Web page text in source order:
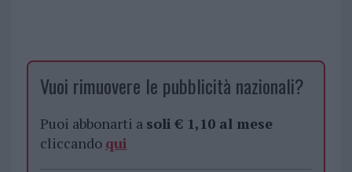
Vuoi rimuovere le pubblicità nazionali?
Puoi abbonarti a soli € 1,10 al mese
cliccando qui